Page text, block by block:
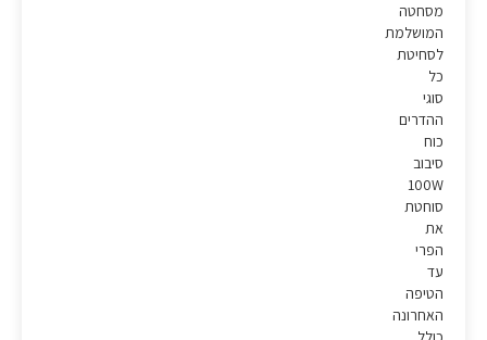
מסחטה
המושלמת
לסחיטת
כל
סוגי
ההדרים
כוח
סיבוב
100W
סוחטת
את
הפרי
עד
הטיפה
האחרונה